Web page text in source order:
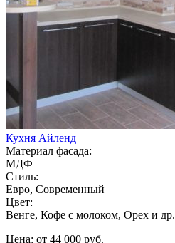
Кухня Айленд
Материал фасада:
МДФ
Стиль:
Евро, Современный
Цвет:
Венге, Кофе с молоком, Орех и др.
Цена: от 44 000 руб.